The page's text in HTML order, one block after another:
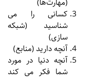
کسانی را می
شناسید (شبکه
سازی)
آنچه دارید (منابع)
آنچه دنیا در مورد
شما فکر می کند